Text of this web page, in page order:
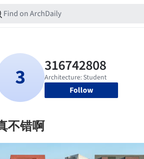
Follow
不错啊